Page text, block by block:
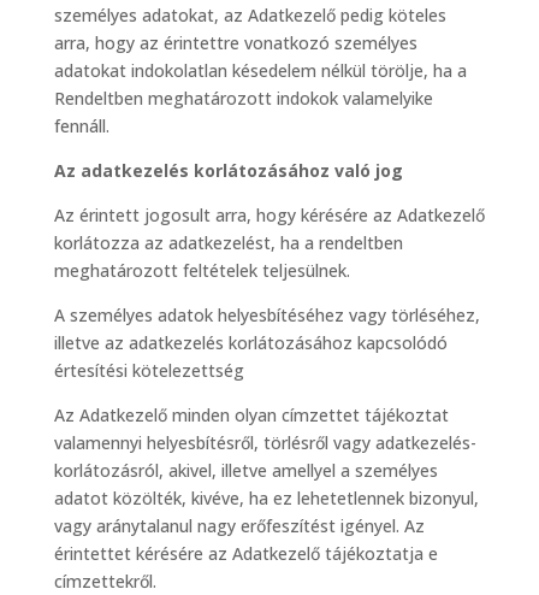
személyes adatokat, az Adatkezelő pedig köteles
arra, hogy az érintettre vonatkozó személyes
adatokat indokolatlan késedelem nélkül törölje, ha a
Rendeltben meghatározott indokok valamelyike
fennáll.
Az adatkezelés korlátozásához való jog
Az érintett jogosult arra, hogy kérésére az Adatkezelő
korlátozza az adatkezelést, ha a rendeltben
meghatározott feltételek teljesülnek.
A személyes adatok helyesbítéséhez vagy törléséhez,
illetve az adatkezelés korlátozásához kapcsolódó
értesítési kötelezettség
Az Adatkezelő minden olyan címzettet tájékoztat
valamennyi helyesbítésről, törlésről vagy adatkezelés-
korlátozásról, akivel, illetve amellyel a személyes
adatot közölték, kivéve, ha ez lehetetlennek bizonyul,
vagy aránytalanul nagy erőfeszítést igényel. Az
érintettet kérésére az Adatkezelő tájékoztatja e
címzettekről.